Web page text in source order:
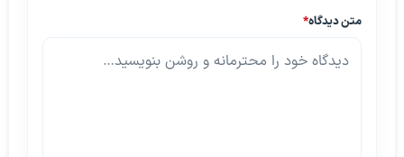
متن دیدگاه*